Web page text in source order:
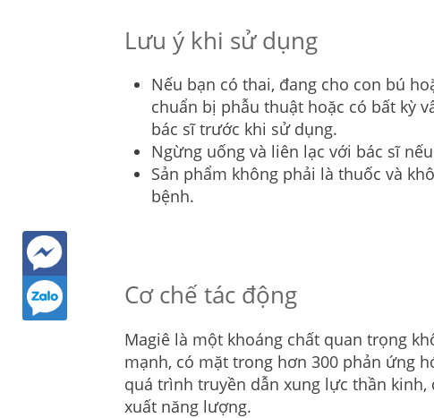
Lưu ý khi sử dụng
Nếu bạn có thai, đang cho con bú
chuẩn bị phẫu thuật hoặc có bất kỳ
bác sĩ trước khi sử dụng.
Ngừng uống và liên lạc với bác sĩ
Sản phẩm không phải là thuốc và
bệnh.
Cơ chế tác động
Magiê là một khoáng chất quan trọng
mạnh, có mặt trong hơn 300 phản ứng
quá trình truyền dẫn xung lực thần
xuất năng lượng.